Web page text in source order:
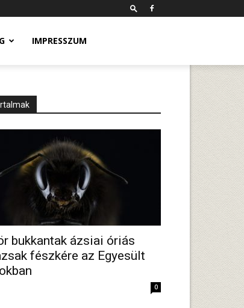
IMPRESSZUM
bukkantak ázsiai óriás
fészkére az Egyesült
0